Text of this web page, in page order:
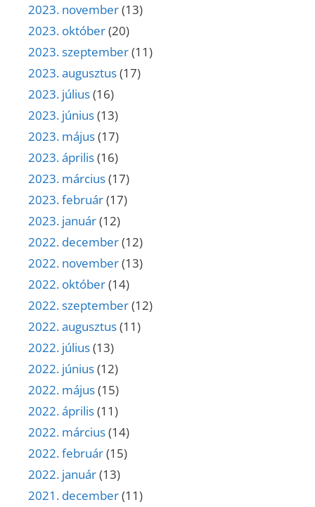
2023. november(13)
2023. október(20)
2023. szeptember(11)
2023. augusztus(17)
2023. július(16)
2023. június(13)
2023. május(17)
2023. április(16)
2023. március(17)
2023. február(17)
2023. január(12)
2022. december(12)
2022. november(13)
2022. október(14)
2022. szeptember(12)
2022. augusztus(11)
2022. július(13)
2022. június(12)
2022. május(15)
2022. április(11)
2022. március(14)
2022. február(15)
2022. január(13)
2021. december(11)